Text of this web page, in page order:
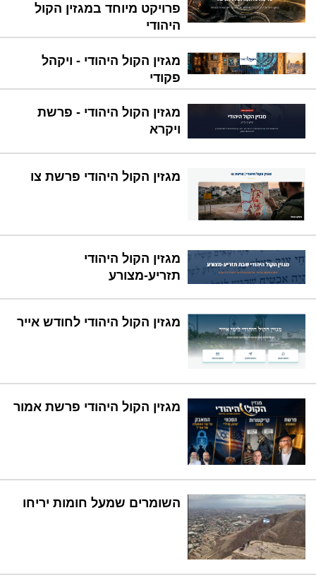
פרויקט מיוחד במגזין הקול
היהודי
מגזין הקול היהודי - ויקהל
פקודי
מגזין הקול היהודי - פרשת
ויקרא
מגזין הקול היהודי פרשת צו
מגזין הקול היהודי
תזריע-מצורע
מגזין הקול היהודי לחודש אייר
מגזין הקול היהודי פרשת אמור
השומרים שמעל חומות יריחו